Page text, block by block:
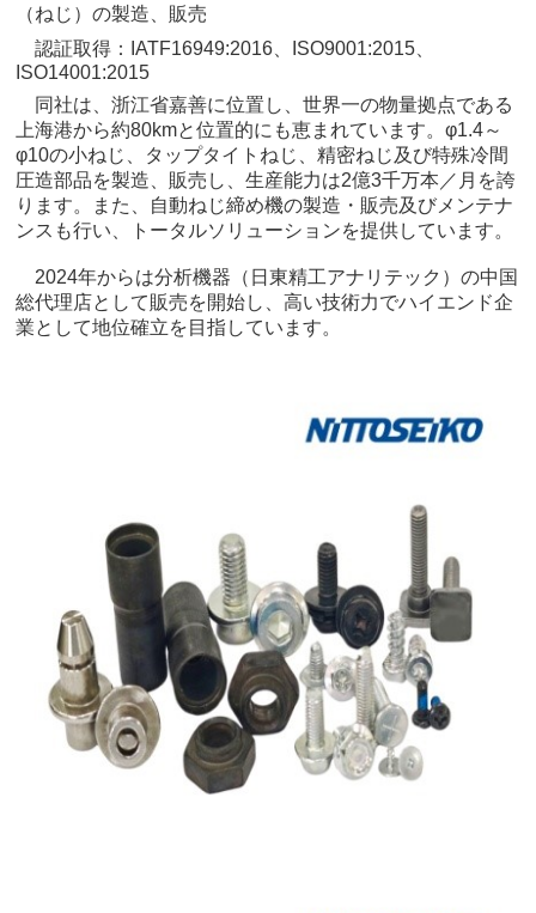
（ねじ）の製造、販売
認証取得：IATF16949:2016、ISO9001:2015、
ISO14001:2015
同社は、浙江省嘉善に位置し、世界一の物量拠点である
上海港から約80kmと位置的にも恵まれています。φ1.4～
φ10の小ねじ、タップタイトねじ、精密ねじ及び特殊冷間
圧造部品を製造、販売し、生産能力は2億3千万本／月を誇
ります。また、自動ねじ締め機の製造・販売及びメンテナ
ンスも行い、トータルソリューションを提供しています。
2024年からは分析機器（日東精工アナリテック）の中国
総代理店として販売を開始し、高い技術力でハイエンド企
業として地位確立を目指しています。